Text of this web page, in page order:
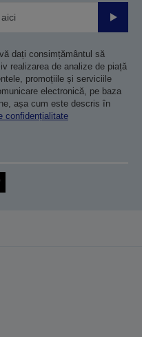
dați consimțământul să
realizarea de analize de piață
promoțiile și serviciile
electronică, pe baza
așa cum este descris în
confidențialitate